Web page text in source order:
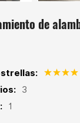
de
3
1